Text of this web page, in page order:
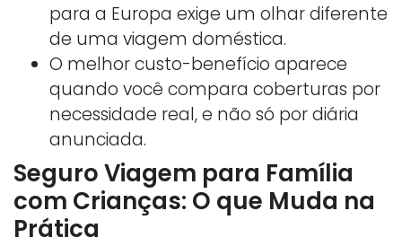
para a Europa exige um olhar diferente
de uma viagem doméstica.
O melhor custo-benefício aparece
quando você compara coberturas por
necessidade real, e não só por diária
anunciada.
Seguro Viagem para Família
com Crianças: O que Muda na
Prática